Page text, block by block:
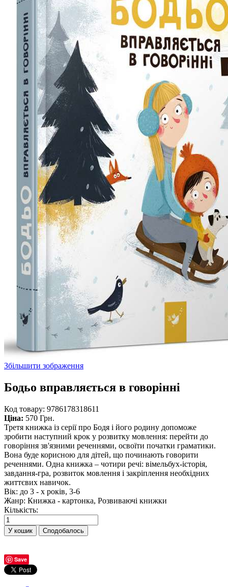
Збільшити зображення
Бодьо вправляється в говорінні
Код товару: 9786178318611
Ціна: 570 Грн.
Третя книжка із серії про Бодя і його родину допоможе
зробити наступний крок у розвитку мовлення: перейти до
говоріння зв'язними реченнями, освоїти початки граматики.
Вона буде корисною для дітей, що починають говорити
реченнями. Одна книжка – чотири речі: вімельбух-історія,
завдання-гра, розвиток мовлення і закріплення необхідних
життєвих навичок.
Вік: до 3 - х років, 3-6
Жанр: Книжка - картонка, Розвиваючі книжки
Кількість:
Сподобалось
Save